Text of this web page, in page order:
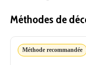
Méthodes de
Méthode recommandée